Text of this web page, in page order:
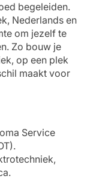
begeleiden.
Nederlands en
om jezelf te
Zo bouw je
op een plek
maakt voor
Service